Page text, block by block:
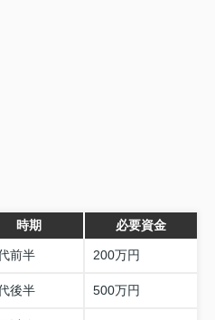
時期 必要資金
前半 200万円
後半 500万円